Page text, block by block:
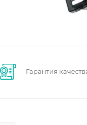
Гарантия